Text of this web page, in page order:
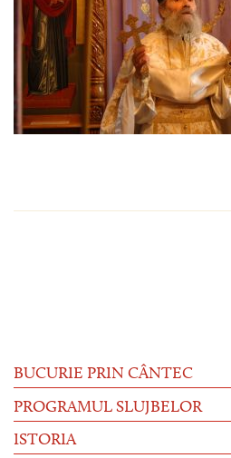
BUCURIE PRIN CÂNTEC
PROGRAMUL SLUJBELOR
ISTORIA